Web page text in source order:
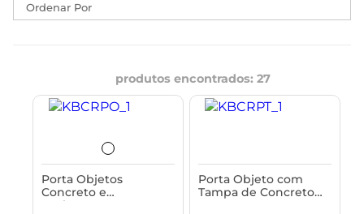
Ordenar Por
produtos encontrados: 27
Porta Objetos
Concreto e
Acabamento em
Porta Objeto com
Tampa de Concreto